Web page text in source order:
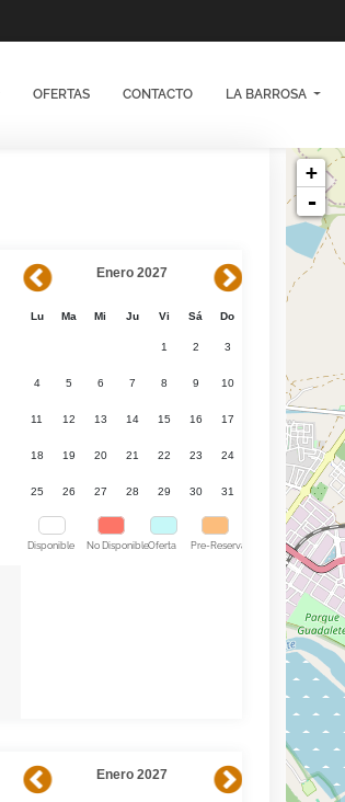
OFERTAS CONTACTO LA BARROSA
Enero 2027
Lu Ma Mi Ju Vi Sá Do
1 2 3
4 5 6 7 8 9 10
11 12 13 14 15 16 17
18 19 20 21 22 23 24
25 26 27 28 29 30 31
Disponible No DisponibleOferta Pre-Reserva
Enero 2027
+
-